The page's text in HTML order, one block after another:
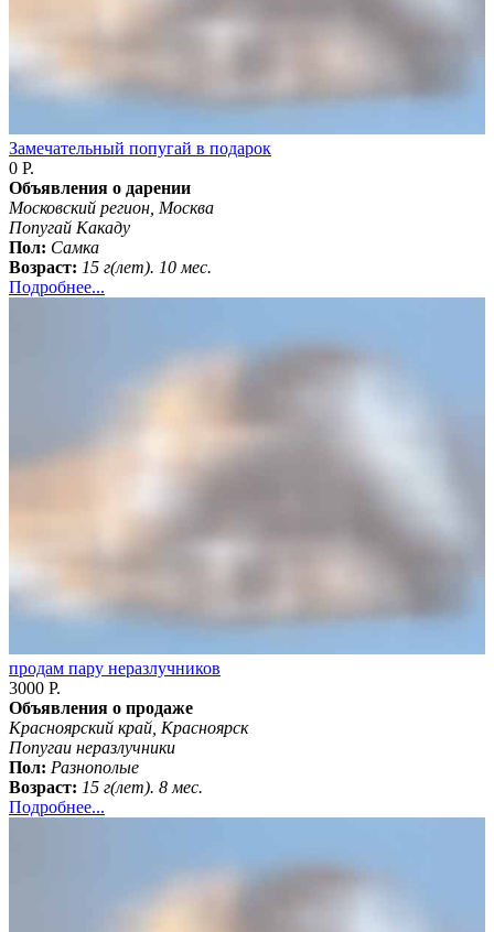
Замечательный попугай в подарок
0 Р.
Объявления о дарении
Московский регион, Москва
Попугай Какаду
Пол: Самка
Возраст: 15 г(лет). 10 мес.
Подробнее...
продам пару неразлучников
3000 Р.
Объявления о продаже
Красноярский край, Красноярск
Попугаи неразлучники
Пол: Разнополые
Возраст: 15 г(лет). 8 мес.
Подробнее...